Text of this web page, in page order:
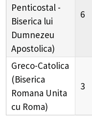
Penticostal -
Biserica lui
Dumnezeu
Apostolica)
6
Greco-Catolica
(Biserica
Romana Unita
cu Roma)
3